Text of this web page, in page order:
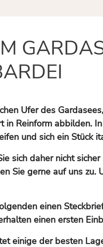
Ufer des
Reinform abbilden.
und sich ein Stück
sich daher nicht
Sie gerne auf uns
einen
einen ersten
einige der besten